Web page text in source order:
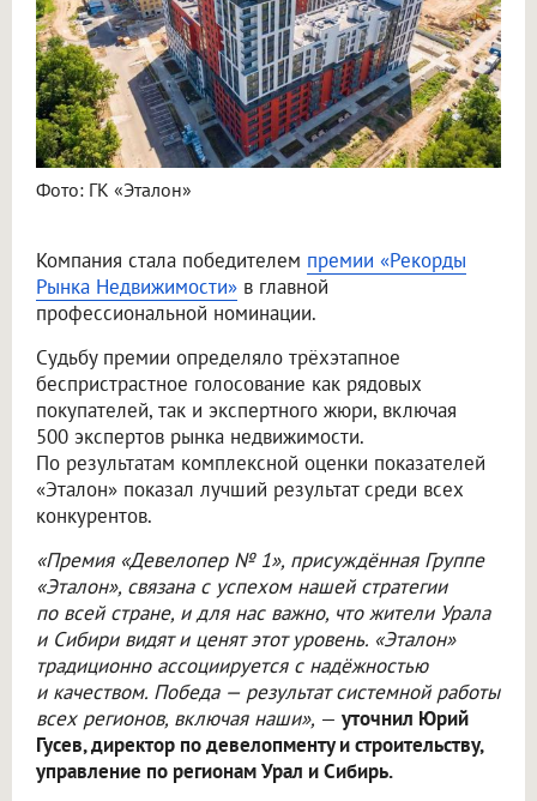
Фото: ГК «Эталон»
Компания стала победителем премии «Рекорды
Рынка Недвижимости» в главной
профессиональной номинации.
Судьбу премии определяло трёхэтапное
беспристрастное голосование как рядовых
покупателей, так и экспертного жюри, включая
500 экспертов рынка недвижимости.
По результатам комплексной оценки показателей
«Эталон» показал лучший результат среди всех
конкурентов.
«Премия «Девелопер № 1», присуждённая Группе
«Эталон», связана с успехом нашей стратегии
по всей стране, и для нас важно, что жители Урала
и Сибири видят и ценят этот уровень. «Эталон»
традиционно ассоциируется с надёжностью
и качеством. Победа — результат системной работы
всех регионов, включая наши», — уточнил Юрий
Гусев, директор по девелопменту и строительству,
управление по регионам Урал и Сибирь.